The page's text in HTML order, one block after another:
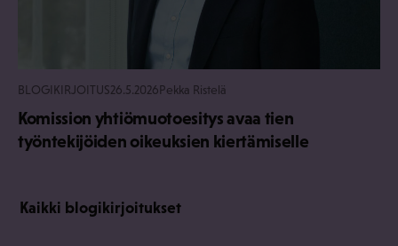
BLOGIKIRJOITUS26.5.2026Pekka Ristelä
Komission yhtiömuotoesitys avaa tien
työntekijöiden oikeuksien kiertämiselle
Kaikki blogikirjoitukset